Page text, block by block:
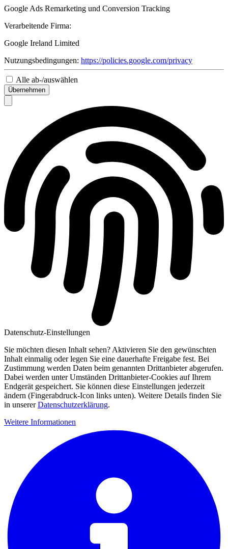
Google Ads Remarketing und Conversion Tracking
Verarbeitende Firma:
Google Ireland Limited
Nutzungsbedingungen: https://policies.google.com/privacy
Alle ab-/auswählen
Übernehmen
Datenschutz-Einstellungen
Sie möchten diesen Inhalt sehen? Aktivieren Sie den gewünschten
Inhalt einmalig oder legen Sie eine dauerhafte Freigabe fest. Bei
Zustimmung werden Daten beim genannten Drittanbieter abgerufen.
Dabei werden unter Umständen Drittanbieter-Cookies auf Ihrem
Endgerät gespeichert. Sie können diese Einstellungen jederzeit
ändern (Fingerabdruck-Icon links unten). Weitere Details finden Sie
in unsererDatenschutzerklärung.
Weitere Informationen